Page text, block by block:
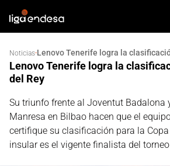
Noticias·
Lenovo Tenerife logra la
del Rey
Su triunfo frente al Joventut Badalona
Manresa en Bilbao hacen que el
certifique su clasificación para la Copa
insular es el vigente finalista del